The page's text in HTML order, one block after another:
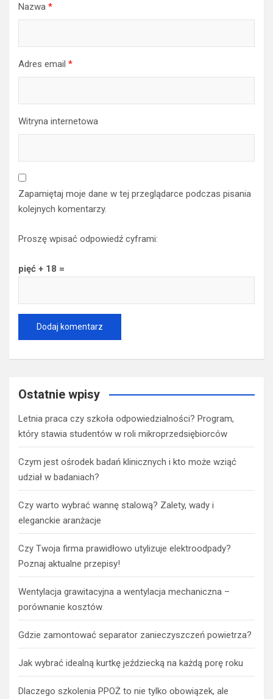
Nazwa *
Adres email *
Witryna internetowa
Zapamiętaj moje dane w tej przeglądarce podczas pisania
kolejnych komentarzy.
Proszę wpisać odpowiedź cyframi:
pięć + 18 =
Ostatnie wpisy
Letnia praca czy szkoła odpowiedzialności? Program,
który stawia studentów w roli mikroprzedsiębiorców
Czym jest ośrodek badań klinicznych i kto może wziąć
udział w badaniach?
Czy warto wybrać wannę stalową? Zalety, wady i
eleganckie aranżacje
Czy Twoja firma prawidłowo utylizuje elektroodpady?
Poznaj aktualne przepisy!
Wentylacja grawitacyjna a wentylacja mechaniczna –
porównanie kosztów
Gdzie zamontować separator zanieczyszczeń powietrza?
Jak wybrać idealną kurtkę jeździecką na każdą porę roku
Dlaczego szkolenia PPOŻ to nie tylko obowiązek, ale